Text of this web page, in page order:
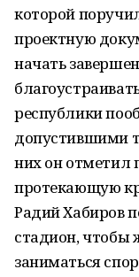
которой
проектную
начать
республики
допустившими
них он отметил
протекающую
Радий Хабиров
стадион, чтобы
заниматься